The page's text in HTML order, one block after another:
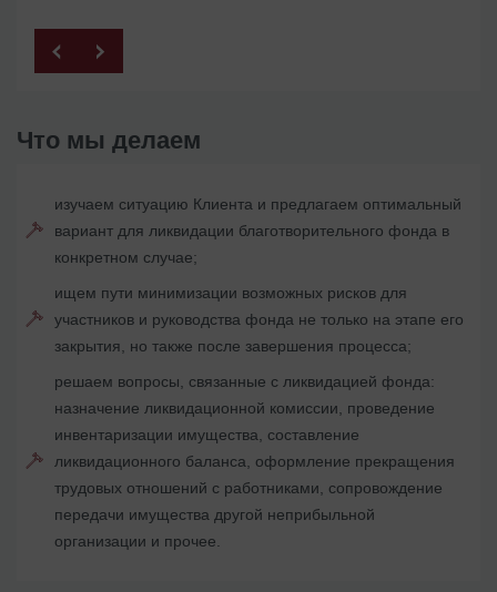
Что мы делаем
изучаем ситуацию Клиента и предлагаем оптимальный
вариант для ликвидации благотворительного фонда в
конкретном случае;
ищем пути минимизации возможных рисков для
участников и руководства фонда не только на этапе его
закрытия, но также после завершения процесса;
решаем вопросы, связанные с ликвидацией фонда:
назначение ликвидационной комиссии, проведение
инвентаризации имущества, составление
ликвидационного баланса, оформление прекращения
трудовых отношений с работниками, сопровождение
передачи имущества другой неприбыльной
организации и прочее.